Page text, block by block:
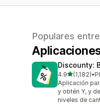
Populares
Discounty:
4.9de 5(1,182)
1182 reseñas
•
Aplicación
y obtén Y, y
niveles de